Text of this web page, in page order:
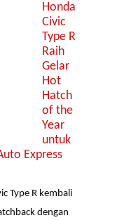
Honda
Civic
Type R
Raih
Gelar
Hot
Hatch
of the
Year
untuk
Express
Type R kembali
dengan